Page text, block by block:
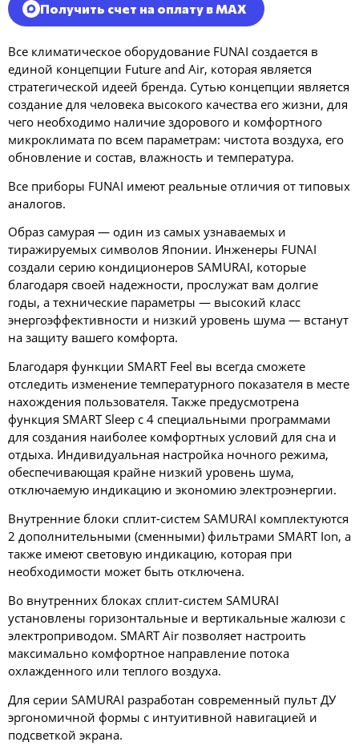
Получить счет на оплату в MAX
Все климатическое оборудование FUNAI создается в
единой концепции Future and Air, которая является
стратегической идеей бренда. Сутью концепции является
создание для человека высокого качества его жизни, для
чего необходимо наличие здорового и комфортного
микроклимата по всем параметрам: чистота воздуха, его
обновление и состав, влажность и температура.
Все приборы FUNAI имеют реальные отличия от типовых
аналогов.
Образ самурая — один из самых узнаваемых и
тиражируемых символов Японии. Инженеры FUNAI
создали серию кондиционеров SAMURAI, которые
благодаря своей надежности, прослужат вам долгие
годы, а технические параметры — высокий класс
энергоэффективности и низкий уровень шума — встанут
на защиту вашего комфорта.
Благодаря функции SMART Feel вы всегда сможете
отследить изменение температурного показателя в месте
нахождения пользователя. Также предусмотрена
функция SMART Sleep с 4 специальными программами
для создания наиболее комфортных условий для сна и
отдыха. Индивидуальная настройка ночного режима,
обеспечивающая крайне низкий уровень шума,
отключаемую индикацию и экономию электроэнергии.
Внутренние блоки сплит-систем SAMURAI комплектуются
2 дополнительными (сменными) фильтрами SMART Ion, а
также имеют световую индикацию, которая при
необходимости может быть отключена.
Во внутренних блоках сплит-систем SAMURAI
установлены горизонтальные и вертикальные жалюзи с
электроприводом. SMART Air позволяет настроить
максимально комфортное направление потока
охлажденного или теплого воздуха.
Для серии SAMURAI разработан современный пульт ДУ
эргономичной формы с интуитивной навигацией и
подсветкой экрана.